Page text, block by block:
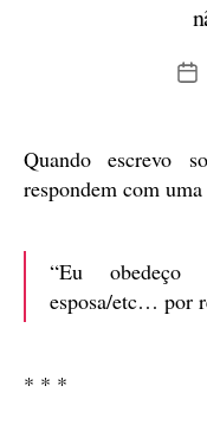
Quando escrevo
respondem com
“Eu obedeço
esposa/etc… por
* * *